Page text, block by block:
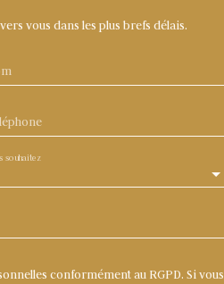
vous dans les plus brefs délais.
souhaitez
conformément au RGPD. Si vous